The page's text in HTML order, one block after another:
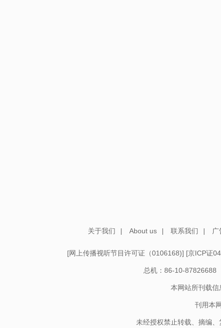
关于我们 | About us | 联系我们 |
[网上传播视听节目许可证（0106168)] [京ICP证
总机：86-10-87826688
本网站所刊载
刊用本
未经授权禁止转载、摘编